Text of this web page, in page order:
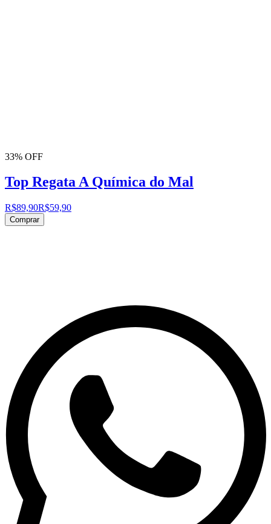
33% OFF
Top Regata A Química do Mal
R$89,90R$59,90
Comprar